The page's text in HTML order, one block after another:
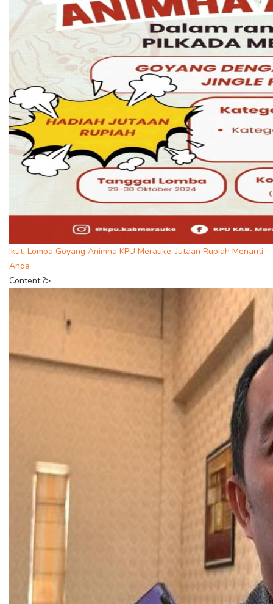
Ikuti Lomba Goyang Animha KPU Merauke, Jutaan Rupiah Menanti
Anda
Content;?>